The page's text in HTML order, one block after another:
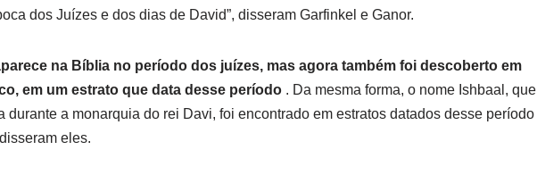
dos Juízes e dos dias de David”, disseram Garfinkel e Ganor.
na Bíblia no período dos juízes, mas agora também foi descoberto em
em um estrato que data desse período . Da mesma forma, o nome Ishbaal, que
durante a monarquia do rei Davi, foi encontrado em estratos datados desse período
eles.